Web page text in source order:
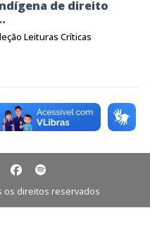
de direito
Leituras Críticas
os direitos reservados